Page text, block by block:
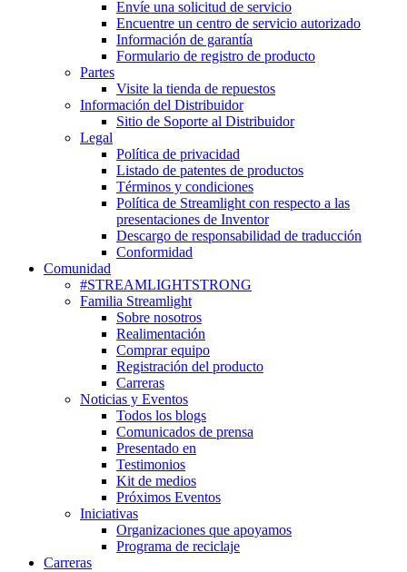
Envíe una solicitud de servicio
Encuentre un centro de servicio autorizado
Información de garantía
Formulario de registro de producto
Partes
Visite la tienda de repuestos
Información del Distribuidor
Sitio de Soporte al Distribuidor
Legal
Política de privacidad
Listado de patentes de productos
Términos y condiciones
Política de Streamlight con respecto a las
presentaciones de Inventor
Descargo de responsabilidad de traducción
Conformidad
Comunidad
#STREAMLIGHTSTRONG
Familia Streamlight
Sobre nosotros
Realimentación
Comprar equipo
Registración del producto
Carreras
Noticias y Eventos
Todos los blogs
Comunicados de prensa
Presentado en
Testimonios
Kit de medios
Próximos Eventos
Iniciativas
Organizaciones que apoyamos
Programa de reciclaje
Carreras